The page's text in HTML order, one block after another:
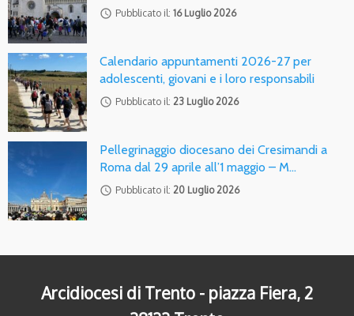
access_time Pubblicato il: 16 Luglio 2026
Calendario appuntamenti 2026-27 per
adolescenti, giovani e i loro responsabili
access_time Pubblicato il: 23 Luglio 2026
Pellegrinaggio diocesano dei Cresimandi a
Roma dal 29 aprile all’1 maggio – M…
access_time Pubblicato il: 20 Luglio 2026
Arcidiocesi di Trento - piazza Fiera, 2